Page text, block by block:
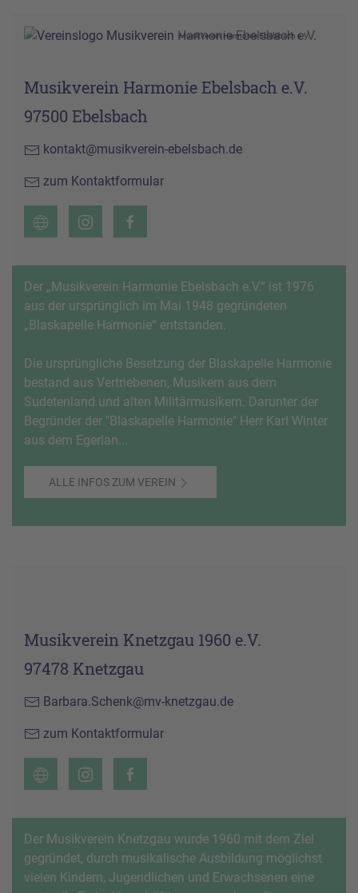
Musikverein Harmonie Ebelsbach e.V.
97500 Ebelsbach
kontakt@musikverein-ebelsbach.de
zum Kontaktformular
Musikverein Harmonie Ebelsbach e.V.
Der „Musikverein Harmonie Ebelsbach e.V.“ ist 1976
aus der ursprünglich im Mai 1948 gegründeten
„Blaskapelle Harmonie“ entstanden.
Die ursprüngliche Besetzung der Blaskapelle Harmonie
bestand aus Vertriebenen, Musikern aus dem
Sudetenland und alten Militärmusikern. Darunter der
Begründer der "Blaskapelle Harmonie" Herr Karl Winter
aus dem Egerlan...
ALLE INFOS ZUM VEREIN
Musikverein Knetzgau 1960 e.V.
97478 Knetzgau
Barbara.Schenk@mv-knetzgau.de
zum Kontaktformular
Der Musikverein Knetzgau wurde 1960 mit dem Ziel
gegründet, durch musikalische Ausbildung möglichst
vielen Kindern, Jugendlichen und Erwachsenen eine